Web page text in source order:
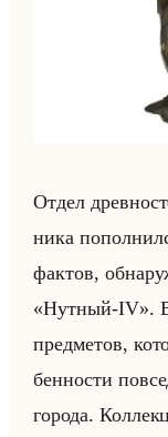
Отдел
ни­ка
фак­тов,
«Нутный-IV».
пред­ме­тов,
бен­но­сти
го­ро­да.